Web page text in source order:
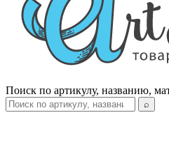
Поиск по артикулу, названию,
⌕